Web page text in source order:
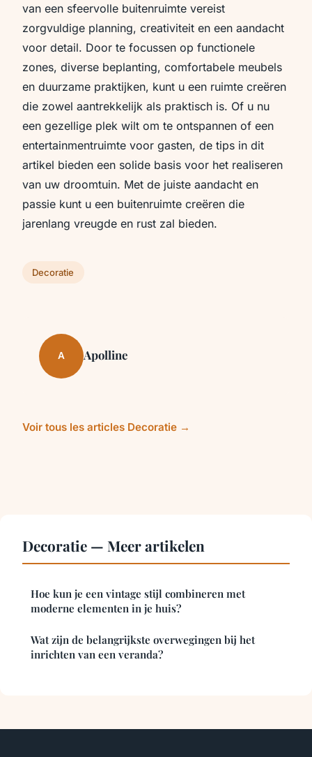
van een sfeervolle buitenruimte vereist
zorgvuldige planning, creativiteit en een aandacht
voor detail. Door te focussen op functionele
zones, diverse beplanting, comfortabele meubels
en duurzame praktijken, kunt u een ruimte creëren
die zowel aantrekkelijk als praktisch is. Of u nu
een gezellige plek wilt om te ontspannen of een
entertainmentruimte voor gasten, de tips in dit
artikel bieden een solide basis voor het realiseren
van uw droomtuin. Met de juiste aandacht en
passie kunt u een buitenruimte creëren die
jarenlang vreugde en rust zal bieden.
Decoratie
A Apolline
Voir tous les articles Decoratie →
Decoratie — Meer artikelen
Hoe kun je een vintage stijl combineren met
moderne elementen in je huis?
Wat zijn de belangrijkste overwegingen bij het
inrichten van een veranda?